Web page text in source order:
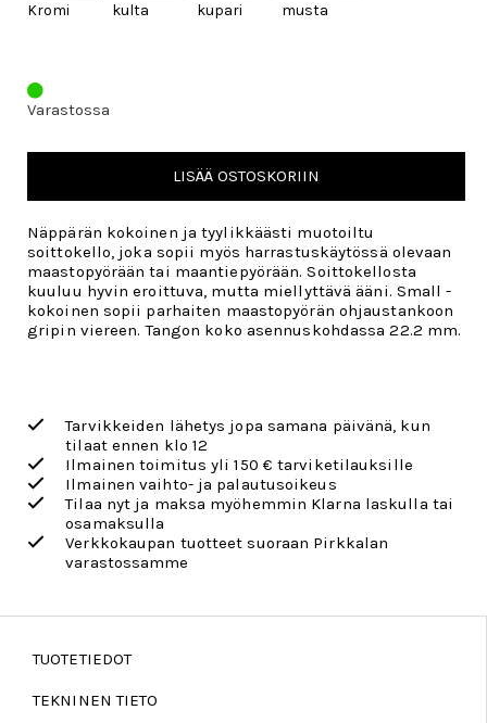
Kromi kulta kupari musta
Varastossa
LISÄÄ OSTOSKORIIN
Näppärän kokoinen ja tyylikkäästi muotoiltu
soittokello, joka sopii myös harrastuskäytössä olevaan
maastopyörään tai maantiepyörään. Soittokellosta
kuuluu hyvin eroittuva, mutta miellyttävä ääni. Small -
kokoinen sopii parhaiten maastopyörän ohjaustankoon
gripin viereen. Tangon koko asennuskohdassa 22.2 mm.
Tarvikkeiden lähetys jopa samana päivänä, kun
tilaat ennen klo 12
Ilmainen toimitus yli 150 € tarviketilauksille
Ilmainen vaihto- ja palautusoikeus
Tilaa nyt ja maksa myöhemmin Klarna laskulla tai
osamaksulla
Verkkokaupan tuotteet suoraan Pirkkalan
varastossamme
TUOTETIEDOT
TEKNINEN TIETO